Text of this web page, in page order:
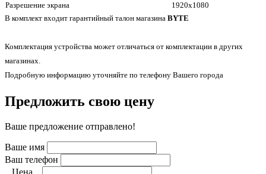
Разрешение экрана
1920x1080
В комплект входит гарантийный талон магазина BYTE
Комплектация устройства может отличаться от комплектации в других
магазинах.
Подробную информацию уточняйте по телефону Вашего города
Предложить свою цену
Ваше предложение отправлено!
Ваше имя
Ваш телефон
Цена